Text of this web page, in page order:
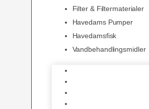
Filter & Filtermaterialer
Havedams Pumper
Havedamsfisk
Vandbehandlingsmidler